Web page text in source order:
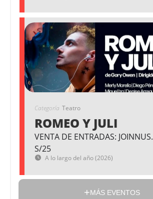
Categoría Teatro
ROMEO Y JULI
VENTA DE ENTRADAS:
S/25
A lo largo del año (2026)
MÁS EVENTOS